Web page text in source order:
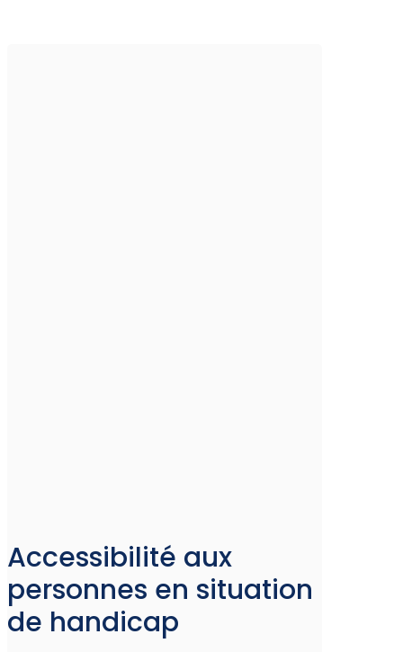
Accessibilité aux
personnes en situation
de handicap